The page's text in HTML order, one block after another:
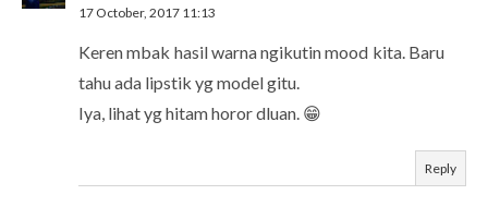
17 October, 2017 11:13
Keren mbak hasil warna ngikutin mood kita. Baru
tahu ada lipstik yg model gitu.
Iya, lihat yg hitam horor dluan. 😁
Reply